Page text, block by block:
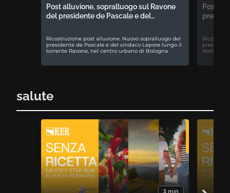
Post alluvione, sopralluogo sul Ravone
del presidente de Pascale e del…
Ricostruzione post alluvione. Nuovo sopralluogo del
presidente de Pascale e del sindaco Lepore lungo il
torrente Ravone, nel centro urbano di Bologna.
Post
Rontini a
salute
3 min